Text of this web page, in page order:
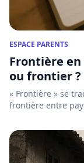
ESPACE PARENTS
Frontière
ou frontier ?
« Frontière » se
frontière entre